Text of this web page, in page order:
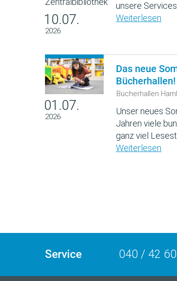
10.07.
2026
unsere
Weiterlesen
01.07.
2026
Das neue
Bücherhallen!
Bücherhallen
Unser neues
Jahren viele
ganz viel
Weiterlesen
Service 040 / 42